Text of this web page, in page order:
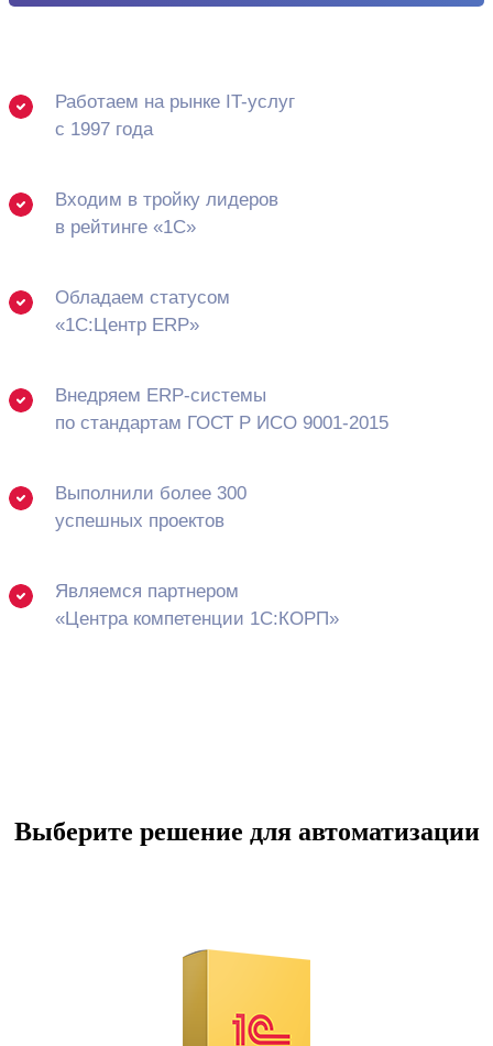
Работаем на рынке IT-услуг
с 1997 года
Входим в тройку лидеров
в рейтинге «1С»
Обладаем статусом
«1С:Центр ERP»
Внедряем ERP-системы
по стандартам ГОСТ Р ИСО 9001-2015
Выполнили более 300
успешных проектов
Являемся партнером
«Центра компетенции 1С:КОРП»
Выберите решение для автоматизации